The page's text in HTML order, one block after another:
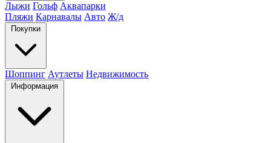
Лыжи Гольф Аквапарки
Пляжи Карнавалы Авто Ж/д
Покупки
Шоппинг Аутлеты Недвижимость
Информация